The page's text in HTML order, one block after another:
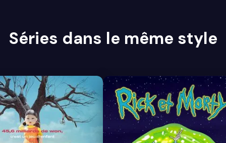
Séries dans le même style